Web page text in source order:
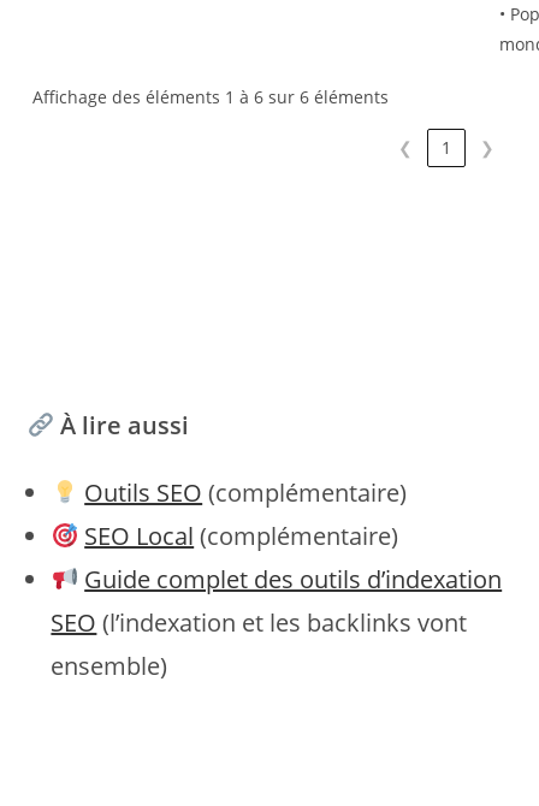
•
Affichage des éléments 1 à 6 sur 6 éléments
❮ 1 ❯
À lire aussi
Outils SEO (complémentaire)
SEO Local (complémentaire)
Guide complet des outils d’indexation
SEO (l’indexation et les backlinks vont
ensemble)